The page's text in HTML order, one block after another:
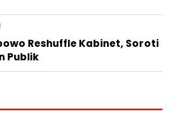
Reshuffle Kabinet, Soroti
Publik